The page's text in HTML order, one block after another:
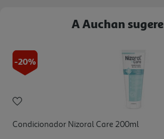
A Auchan
-20%
Condicionador Nizoral Care 200ml